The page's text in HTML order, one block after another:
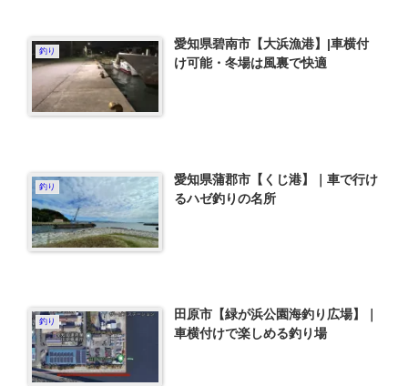
釣り
愛知県碧南市【大浜漁港】|車横付
け可能・冬場は風裏で快適
釣り
愛知県蒲郡市【くじ港】｜車で行け
るハゼ釣りの名所
釣り
田原市【緑が浜公園海釣り広場】｜
車横付けで楽しめる釣り場